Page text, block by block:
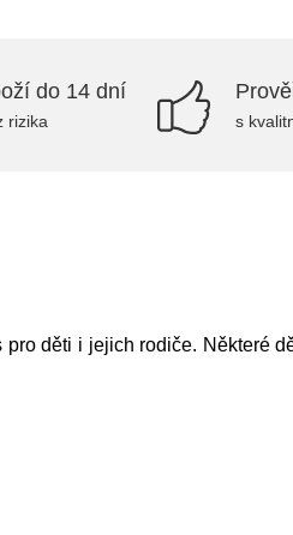
do 14 dní
rizika s
děti i jejich rodiče. Některé